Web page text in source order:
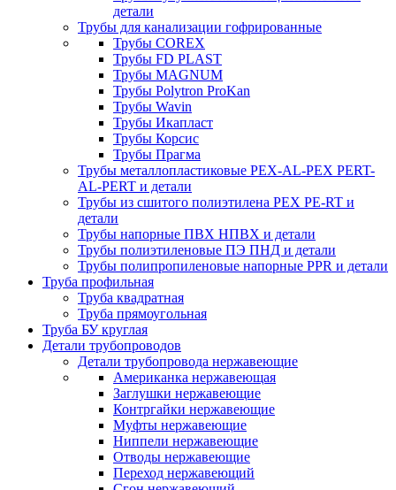
детали
Трубы для канализации гофрированные
Трубы COREX
Трубы FD PLAST
Трубы MAGNUM
Трубы Polytron ProKan
Трубы Wavin
Трубы Икапласт
Трубы Корсис
Трубы Прагма
Трубы металлопластиковые PEX-AL-PEX PERT-
AL-PERT и детали
Трубы из сшитого полиэтилена PEX PE-RT и
детали
Трубы напорные ПВХ НПВХ и детали
Трубы полиэтиленовые ПЭ ПНД и детали
Трубы полипропиленовые напорные PPR и детали
Труба профильная
Труба квадратная
Труба прямоугольная
Труба БУ круглая
Детали трубопроводов
Детали трубопровода нержавеющие
Американка нержавеющая
Заглушки нержавеющие
Контргайки нержавеющие
Муфты нержавеющие
Ниппели нержавеющие
Отводы нержавеющие
Переход нержавеющий